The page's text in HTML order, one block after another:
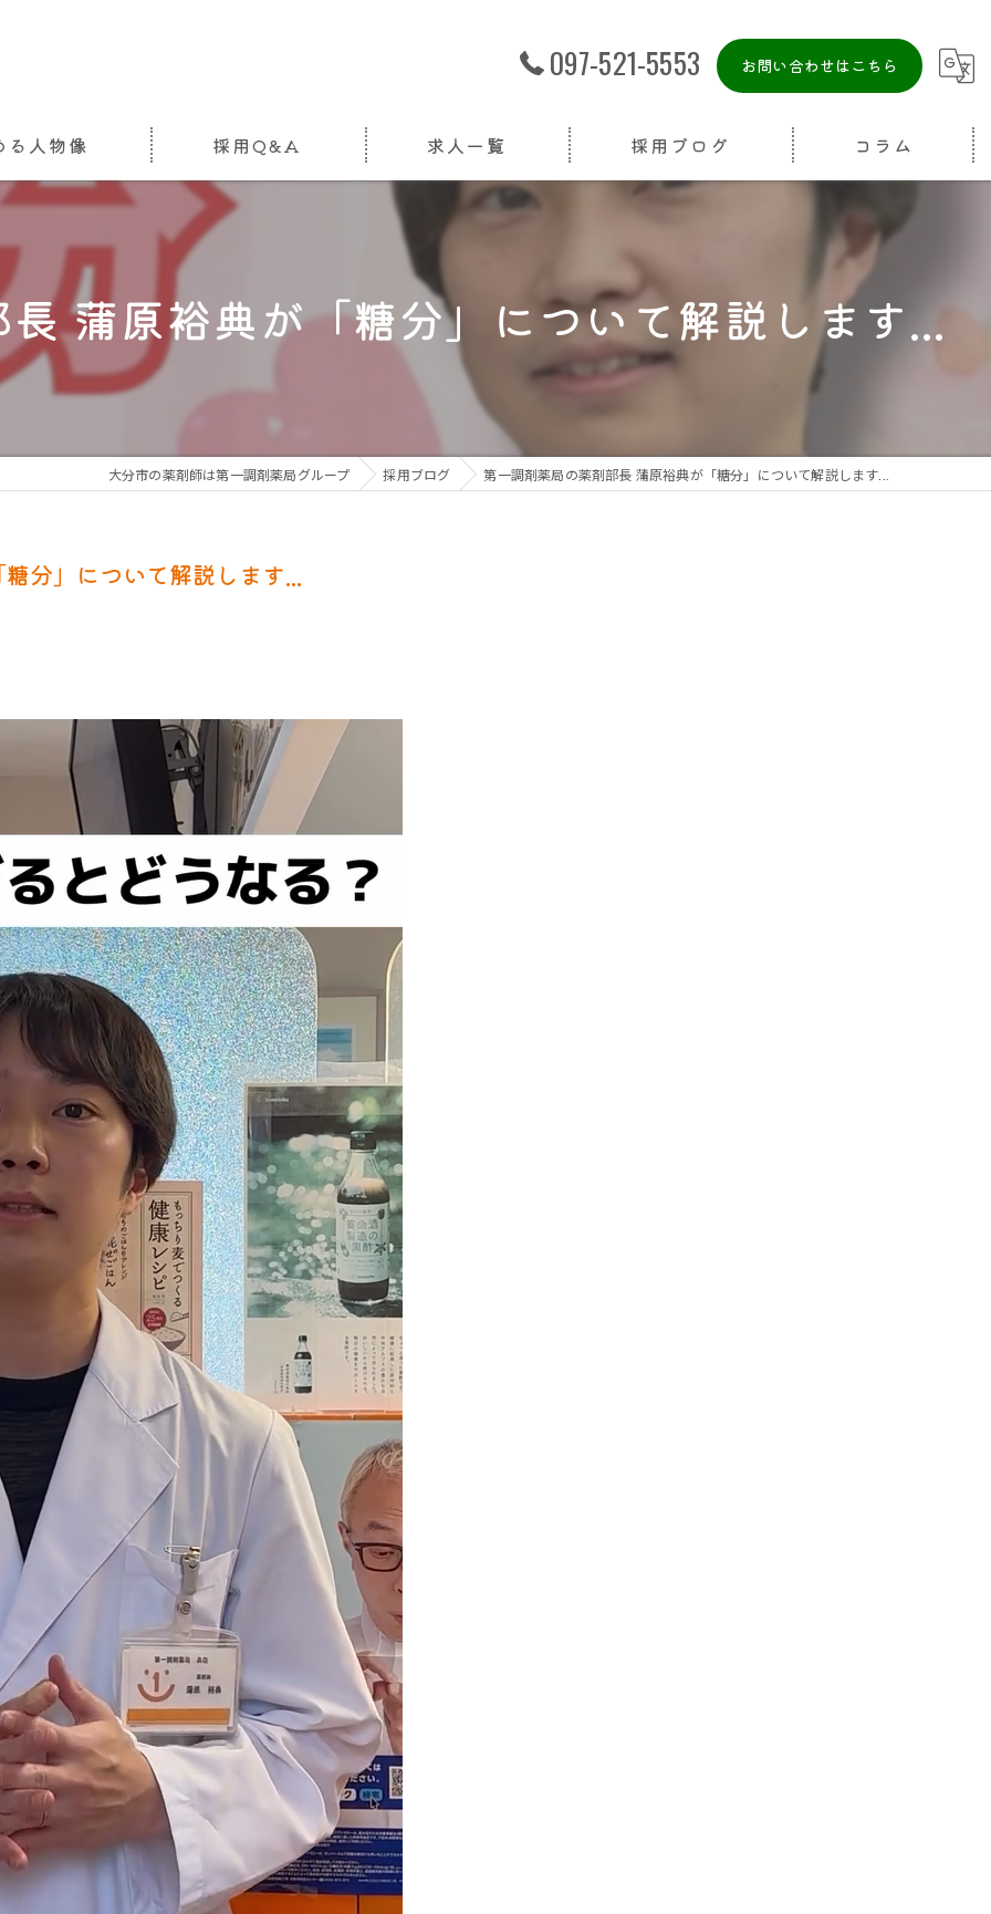
097-521-5553 お問い合わせはこちら
る人物像 採用Q&A 求人一覧 採用ブログ コラム
蒲原裕典が「糖分」について解説します...
大分市の薬剤師は第一調剤薬局グループ 採用ブログ 第一調剤薬局の薬剤部長 蒲原裕典が「糖分」について解説します...
分」について解説します...